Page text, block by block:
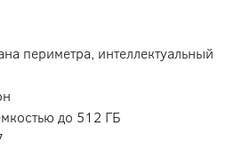
периметра, интеллектуальный
до 512 ГБ